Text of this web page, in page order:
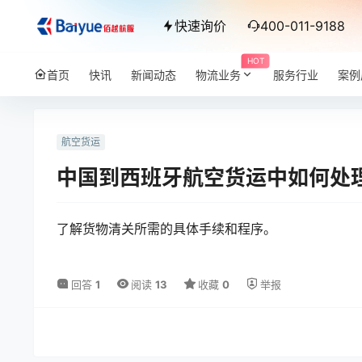
快速询价 400-011-9188
首页 快讯 新闻动态
HOT
物流业务 服务行业 案
航空货运
中国到西班牙航空货运中如何处
了解货物清关所需的具体手续和程序。
回答 1 阅读 13 收藏 0 举报